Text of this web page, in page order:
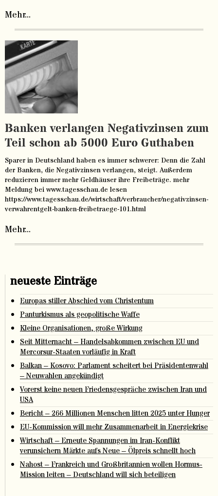
Mehr...
Banken verlangen Negativzinsen zum
Teil schon ab 5000 Euro Guthaben
Sparer in Deutschland haben es immer schwerer: Denn die Zahl
der Banken, die Negativzinsen verlangen, steigt. Außerdem
reduzieren immer mehr Geldhäuser ihre Freibeträge. mehr
Meldung bei www.tagesschau.de lesen
https://www.tagesschau.de/wirtschaft/verbraucher/negativzinsen-
verwahrentgelt-banken-freibetraege-101.html
Mehr...
neueste Einträge
Europas stiller Abschied vom Christentum
Panturkismus als geopolitische Waffe
Kleine Organisationen, große Wirkung
Seit Mitternacht – Handelsabkommen zwischen EU und
Mercorsur-Staaten vorläufig in Kraft
Balkan – Kosovo: Parlament scheitert bei Präsidentenwahl
– Neuwahlen angekündigt
Vorerst keine neuen Friedensgespräche zwischen Iran und
USA
Bericht – 266 Millionen Menschen litten 2025 unter Hunger
EU-Kommission will mehr Zusammenarbeit in Energiekrise
Wirtschaft – Erneute Spannungen im Iran-Konflikt
verunsichern Märkte aufs Neue – Ölpreis schnellt hoch
Nahost – Frankreich und Großbritannien wollen Hormus-
Mission leiten – Deutschland will sich beteiligen